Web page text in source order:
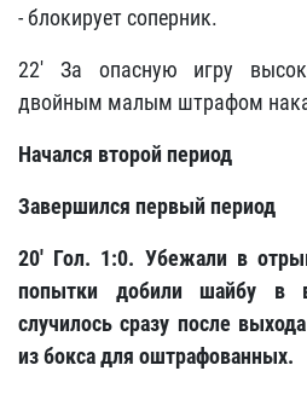
- блокирует соперник.
22' За опасную игру
двойным малым штрафом
Начался второй период
Завершился первый период
20' Гол. 1:0. Убежали в
попытки добили шайбу в
случилось сразу после
из бокса для оштрафованных.